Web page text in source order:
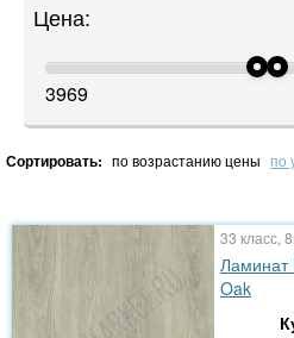
Цена:
3969
Сортировать: по возрастанию цены по
33 класс,
Ламинат
Oak